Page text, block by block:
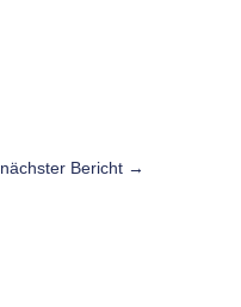
nächster Bericht →